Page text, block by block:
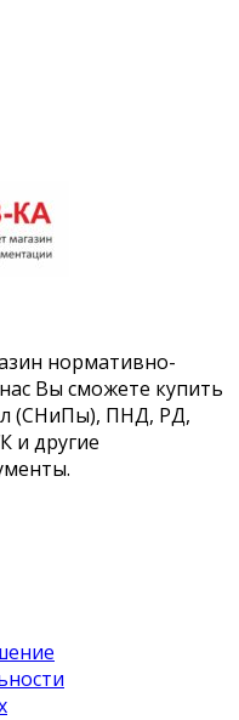
нормативно-
Вы сможете купить
(СНиПы), ПНД, РД,
и другие